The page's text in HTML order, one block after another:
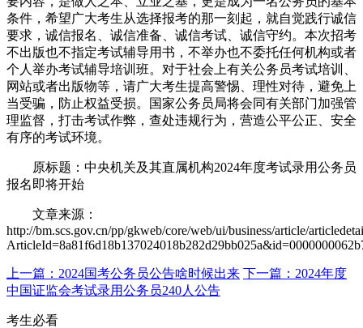
条件，希望广大考生从选择报考的那一刻起，就自觉践行诚信
要求，诚信报名、诚信准备、诚信考试、诚信守约。本次招考
不出版也不指定考试辅导用书，不举办也不委托任何机构或者
个人举办考试辅导培训班。对于社会上有关公务员考试培训、
网站或者出版物等，请广大考生提高警惕、理性对待，避免上
当受骗，防止权益受损。国家公务员局将会同有关部门加强管
理监督，打击考试作弊，查处违规行为，营造公平公正、安全
有序的考试环境。
原标题：中央机关及其直属机构2024年度考试录用公务员
报名即将开始
文章来源：
http://bm.scs.gov.cn/pp/gkweb/core/web/ui/business/article/
上一篇：2024国考公务员公告啥时候出来 下一篇：2024年度
中国证监会考试录用公务员240人公告
考生必看